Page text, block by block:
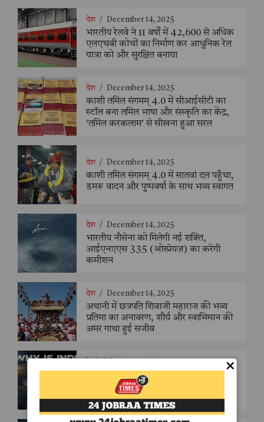
देश / December 14, 2025
भारतीय रेलवे ने 11 वर्षों में 42,600 से अधिक
एलएचबी कोचों का निर्माण कर आधुनिक रेल
यात्रा को और सुरक्षित बनाया
देश / December 14, 2025
काशी तमिल संगमम् 4.0 में सीआईसीटी का
स्टॉल बना तमिल भाषा और संस्कृति का केंद्र,
‘तमिल करकलाम’ से सीखना हुआ सरल
देश / December 14, 2025
काशी तमिल संगमम् 4.0 में सातवां दल पहुँचा,
डमरू वादन और पुष्पवर्षा के साथ भव्य स्वागत
देश / December 14, 2025
भारतीय नौसेना को मिलेगी नई शक्ति,
आईएनएएस 335 (ओस्प्रेयज़) का करेगी
कमीशन
देश / December 14, 2025
अथानी में छत्रपति शिवाजी महाराज की भव्य
प्रतिमा का अनावरण, शौर्य और स्वाभिमान की
अमर गाथा हुई सजीव
सौर ऊर्जा की चमक क्यों मंद पड़ने लगी? ऊर्जा
क्रांति की उलझन का सबसे विस्तृत विश्लेषण -
संजय सक्सेना
×